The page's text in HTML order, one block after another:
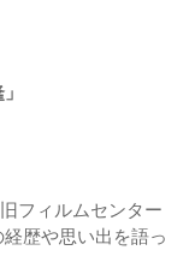
フィルムセンター
歴や思い出を語っ